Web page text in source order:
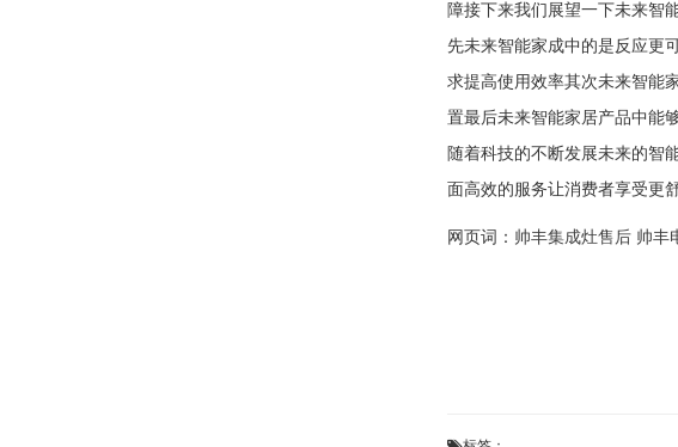
障接下来我们展望一下未来智
先未来智能家成中的是反应更
求提高使用效率其次未来智能
置最后未来智能家居产品中能
随着科技的不断发展未来的智
面高效的服务让消费者享受更
网页词： 帅丰集成灶售后 帅丰